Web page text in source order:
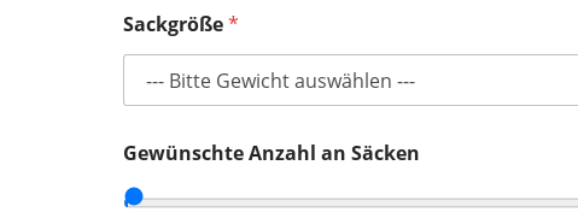
a
d
r
s
e
u
Sackgröße*
Gewünschte Anzahl an Säcken